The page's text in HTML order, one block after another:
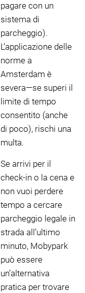
pagare con un
sistema di
parcheggio).
L’applicazione delle
norme a
Amsterdam è
severa—se superi il
limite di tempo
consentito (anche
di poco), rischi una
multa.
Se arrivi per il
check-in o la cena e
non vuoi perdere
tempo a cercare
parcheggio legale in
strada all’ultimo
minuto, Mobypark
può essere
un’alternativa
pratica per trovare